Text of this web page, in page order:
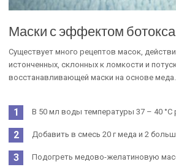
Маски с эффектом
Существует много рецептов масок,
истонченных, склонных к ломкости и
восстанавливающей маски на основе меда.
В 50 мл воды температуры 37 – 40
Добавить в смесь 20 г меда и 2
Подогреть медово-желатиновую